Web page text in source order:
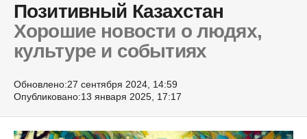
Позитивный Казахстан
Хорошие новости о людях,
культуре и событиях
Обновлено:27 сентября 2024, 14:59
Опубликовано:13 января 2025, 17:17